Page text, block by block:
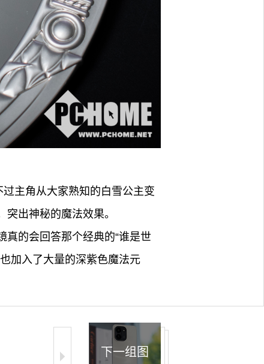
主角从大家熟知的白雪公主变
出神秘的魔法效果。
的会回答那个经典的“谁是世
加入了大量的深紫色魔法元
下一组图